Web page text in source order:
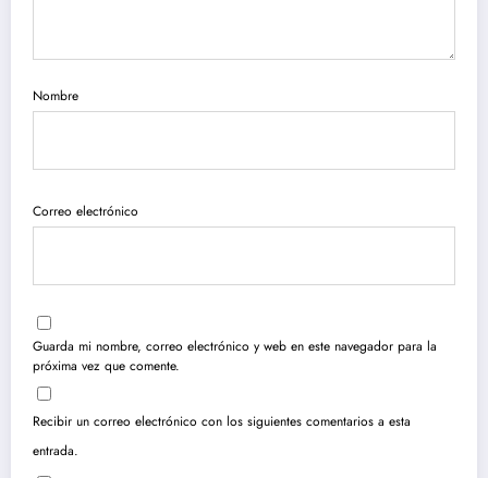
Nombre
Correo electrónico
Guarda mi nombre, correo electrónico y web en este navegador para la
próxima vez que comente.
Recibir un correo electrónico con los siguientes comentarios a esta
entrada.